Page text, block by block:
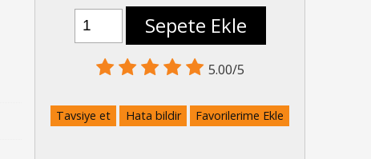
Sepete Ekle
5.00/5
Tavsiye et Hata bildir Favorilerime Ekle